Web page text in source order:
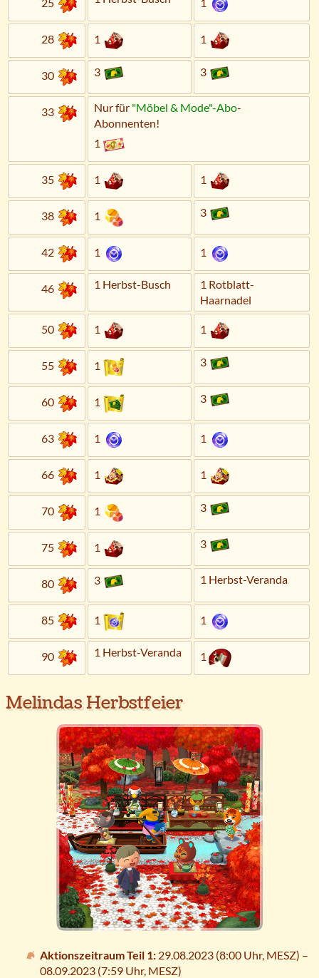
28 1 1
30 3 3
33 Nur für "Möbel & Mode"-Abo-
Abonnenten!
1
35 1 1
38 1 3
42 1 1
46 1 Herbst-Busch
1 Rotblatt-
Haarnadel
50 1 1
55 1 3
60 1 3
63 1 1
66 1 1
70 1 3
75 1 3
80 3 1 Herbst-Veranda
85 1 1
90 1 Herbst-Veranda 1
Melindas Herbstfeier
Aktionszeitraum Teil 1: 29.08.2023 (8:00 Uhr, MESZ) –
08.09.2023 (7:59 Uhr, MESZ)